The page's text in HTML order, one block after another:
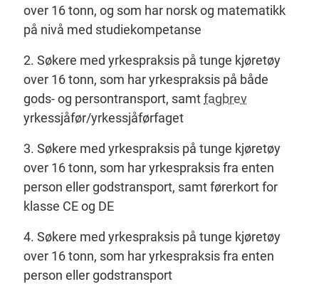
over 16 tonn, og som har norsk og matematikk
på nivå med studiekompetanse
2. Søkere med yrkespraksis på tunge kjøretøy
over 16 tonn, som har yrkespraksis på både
gods- og persontransport, samtfagbrev
yrkessjåfør/yrkessjåførfaget
3. Søkere med yrkespraksis på tunge kjøretøy
over 16 tonn, som har yrkespraksis fra enten
person eller godstransport, samt førerkort for
klasse CE og DE
4. Søkere med yrkespraksis på tunge kjøretøy
over 16 tonn, som har yrkespraksis fra enten
person eller godstransport